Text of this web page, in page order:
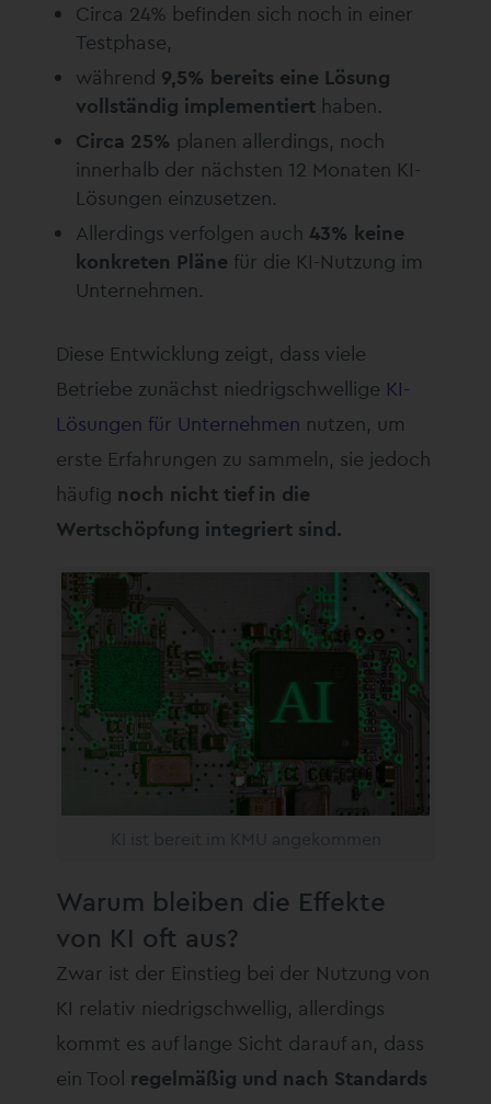
Circa 24% befinden sich noch in einer
Testphase,
während 9,5% bereits eine Lösung
vollständig implementiert haben.
Circa 25% planen allerdings, noch
innerhalb der nächsten 12 Monaten KI-
Lösungen einzusetzen.
Allerdings verfolgen auch 43% keine
konkreten Pläne für die KI-Nutzung im
Unternehmen.
Diese Entwicklung zeigt, dass viele
Betriebe zunächst niedrigschwellige KI-
Lösungen für Unternehmen nutzen, um
erste Erfahrungen zu sammeln, sie jedoch
häufig noch nicht tief in die
Wertschöpfung integriert sind.
Warum bleiben die Effekte
von KI oft aus?
Zwar ist der Einstieg bei der Nutzung von
KI relativ niedrigschwellig, allerdings
kommt es auf lange Sicht darauf an, dass
ein Tool regelmäßig und nach Standards